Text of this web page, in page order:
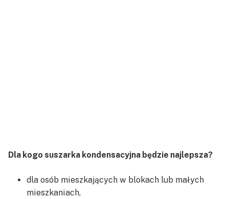
Dla kogo suszarka kondensacyjna będzie najlepsza?
dla osób mieszkających w blokach lub małych
mieszkaniach,